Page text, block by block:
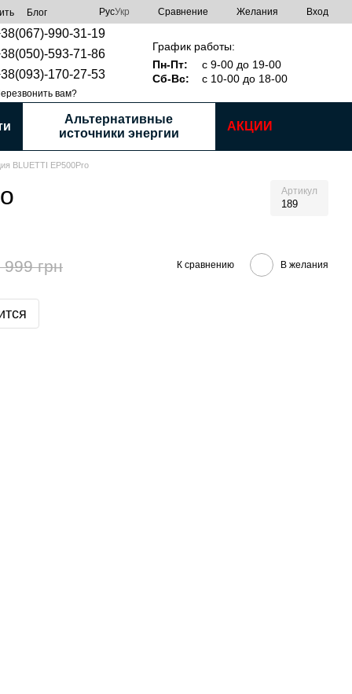
Блог РусУкр Сравнение Желания Вход
990-31-19
593-71-86
170-27-53
вам?
График работы:
Пн-Пт:
с 9-00 до 19-00
Сб-Вс:
с 10-00 до 18-00
Альтернативные
источники энергии
АКЦИИ
BLUETTI EP500Pro
Артикул
189
грн К сравнению В желания